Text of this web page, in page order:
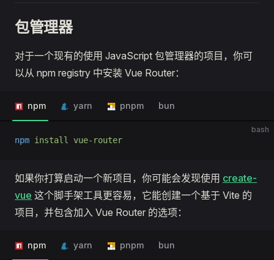
包管理器
对于一个现有的使用 JavaScript 包管理器的项目，你可
以从 npm registry 中安装 Vue Router：
npm yarn pnpm bun
bash
npm install vue-router
如果你打算启动一个新项目，你可能会发现使用 create-
vue 这个脚手架工具更容易，它能创建一个基于 Vite 的
项目，并包含加入 Vue Router 的选项：
npm yarn pnpm bun